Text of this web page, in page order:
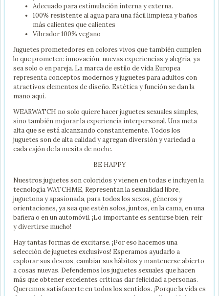
Adecuado para estimulación interna y externa.
100% resistente al agua para una fácil limpieza y baños
más calientes que calientes
Vibrador 100% vegano
Juguetes prometedores en colores vivos que también cumplen
lo que prometen: innovación, nuevas experiencias y alegría, ya
sea solo o en pareja. La marca de estilo de vida Europea
representa conceptos modernos y juguetes para adultos con
atractivos elementos de diseño. Estética y función se dan la
mano aquí.
WEARWATCH no solo quiere hacer juguetes sexuales simples,
sino también mejorar la experiencia interpersonal. Una meta
alta que se está alcanzando constantemente. Todos los
juguetes son de alta calidad y agregan diversión y variedad a
cada cajón de la mesita de noche.
BE HAPPY
Nuestros juguetes son coloridos y vienen en todas e incluyen la
tecnología WATCHME, Representan la sexualidad libre,
juguetona y apasionada, para todos los sexos, géneros y
orientaciones, ya sea que estén solos, juntos, en la cama, en una
bañera o en un automóvil. ¡Lo importante es sentirse bien, reír
y divertirse mucho!
Hay tantas formas de excitarse. ¡Por eso hacemos una
selección de juguetes exclusivos! Esperamos ayudarlo a
explorar sus deseos, cambiar sus hábitos y mantenerse abierto
a cosas nuevas. Defendemos los juguetes sexuales que hacen
más que obtener excelentes críticas dar felicidad a personas.
Queremos satisfacerte en todos los sentidos. ¡Porque la vida es